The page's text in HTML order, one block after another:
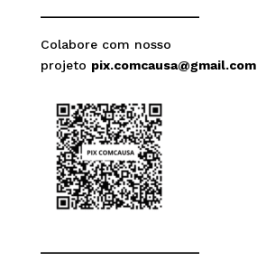
Colabore com nosso
projeto pix.comcausa@gmail.com